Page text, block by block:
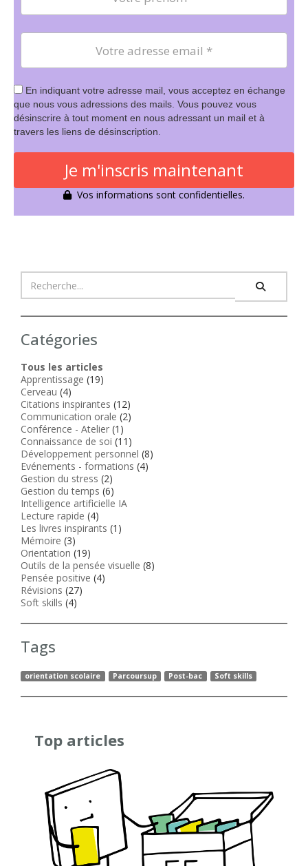
En indiquant votre adresse mail, vous acceptez en échange
que nous vous adressions des mails. Vous pouvez vous
désinscrire à tout moment en nous adressant un mail et à
travers les liens de désinscription.
Je m'inscris maintenant
Vos informations sont confidentielles.
Catégories
Tous les articles
Apprentissage (19)
Cerveau (4)
Citations inspirantes (12)
Communication orale (2)
Conférence - Atelier (1)
Connaissance de soi (11)
Développement personnel (8)
Evénements - formations (4)
Gestion du stress (2)
Gestion du temps (6)
Intelligence artificielle IA
Lecture rapide (4)
Les livres inspirants (1)
Mémoire (3)
Orientation (19)
Outils de la pensée visuelle (8)
Pensée positive (4)
Révisions (27)
Soft skills (4)
Tags
orientation scolaire Parcoursup Post-bac Soft skills
Top articles